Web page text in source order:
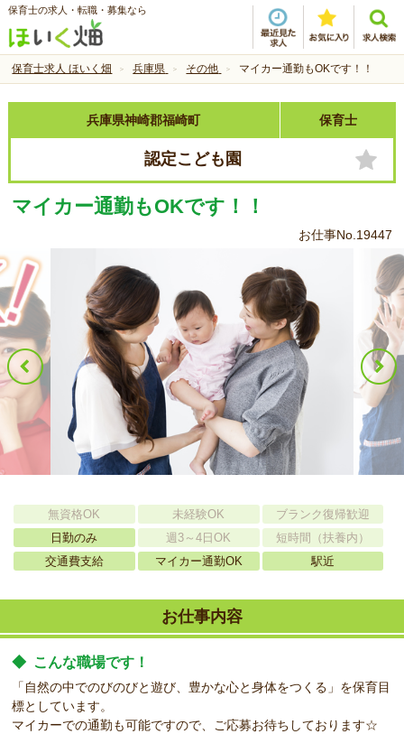
保育士の求人・転職・募集なら
保育士求人 ほいく畑 兵庫県 その他 マイカー通勤もOKです！！
兵庫県神崎郡福崎町 保育士
認定こども園
マイカー通勤もOKです！！
お仕事No.19447
無資格OK 未経験OK
ブランク復帰歓迎
日勤のみ
週3～4日OK
短時間（扶養内）
交通費支給
マイカー通勤OK 駅近
お仕事内容
◆ こんな職場です！
「自然の中でのびのびと遊び、豊かな心と身体をつくる」を保育目
標としています。
マイカーでの通勤も可能ですので、ご応募お待ちしております☆